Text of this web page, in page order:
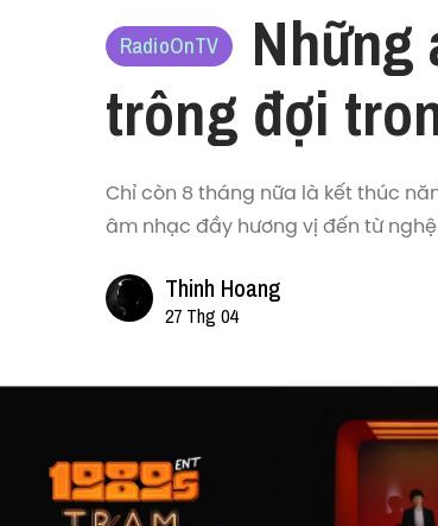
RadioOnTV
Những
trông đợi
Chỉ còn 8 tháng nữa là kết thúc
âm nhạc đầy hương vị đến từ
Thinh Hoang
27 Thg 04